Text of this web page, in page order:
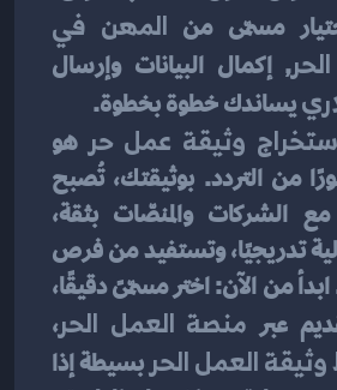
مسمّى من
يساندك خطوة بخطوة.
وثيقة عمل حر
عبر منصة العمل الحر
العمل الحر